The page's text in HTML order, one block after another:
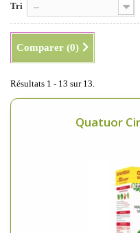
Tri --
Comparer (0)
Résultats 1 - 13 sur 13.
Quatuor